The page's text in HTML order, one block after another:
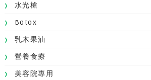
水光槍
Botox
乳木果油
營養食療
美容院專用